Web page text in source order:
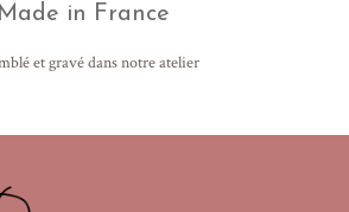
Made in France
et gravé dans notre atelier